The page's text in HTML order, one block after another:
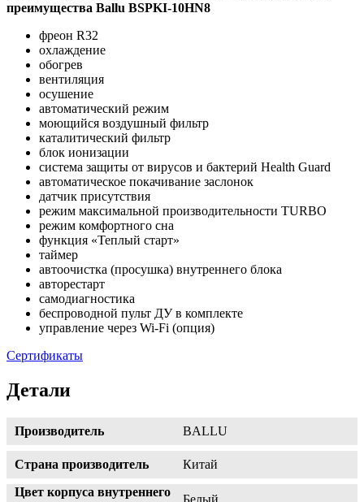
преимущества Ballu BSPKI-10HN8
фреон R32
охлаждение
обогрев
вентиляция
осушение
автоматический режим
моющийся воздушный фильтр
каталитический фильтр
блок ионизации
система защиты от вирусов и бактерий Health Guard
автоматическое покачивание заслонок
датчик присутствия
режим максимальной производительности TURBO
режим комфортного сна
функция «Теплый старт»
таймер
автоочистка (просушка) внутреннего блока
авторестарт
самодиагностика
беспроводной пульт ДУ в комплекте
управление через Wi-Fi (опция)
Сертификаты
Детали
Производитель BALLU
Страна производитель
Китай
Цвет корпуса внутреннего
Белый